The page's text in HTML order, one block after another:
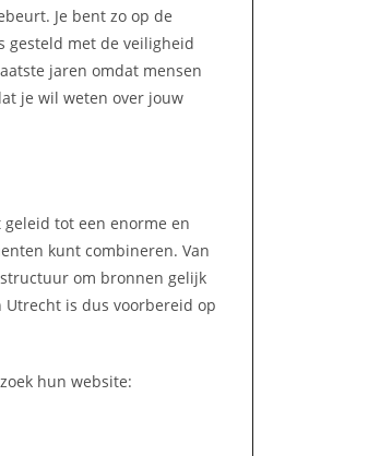
Je bent zo op de
gesteld met de veiligheid
jaren omdat mensen
je wil weten over jouw
tot een enorme en
kunt combineren. Van
om bronnen gelijk
is dus voorbereid op
hun website: